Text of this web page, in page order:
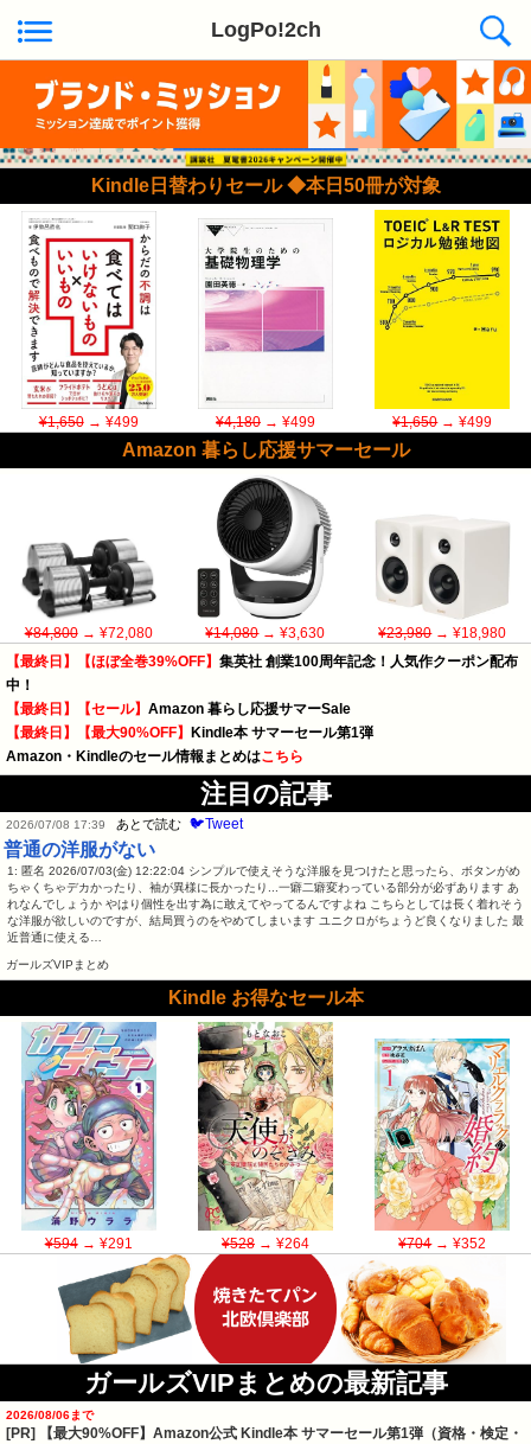
LogPo!2ch
Kindle日替わりセール ◆本日50冊が対象
¥1,650→ ¥499 ¥4,180→ ¥499 ¥1,650→ ¥499
Amazon 暮らし応援サマーセール
¥84,800→ ¥72,080 ¥14,080→ ¥3,630 ¥23,980→ ¥18,980
【最終日】【ほぼ全巻39%OFF】 集英社 創業100周年記念！人気作クーポン配布
中！
【最終日】【セール】 Amazon 暮らし応援サマーSale
【最終日】【最大90%OFF】
Kindle本 サマーセール第1弾
Amazon・Kindleのセール情報まとめはこちら
注目の記事
2026/07/08 17:39 あとで読む 🐦Tweet
普通の洋服がない
1: 匿名 2026/07/03(金) 12:22:04 シンプルで使えそうな洋服を見つけたと思ったら、ボタンがめ
ちゃくちゃデカかったり、袖が異様に長かったり...一癖二癖変わっている部分が必ずあります あ
れなんでしょうか やはり個性を出す為に敢えてやってるんですよね こちらとしては長く着れそう
な洋服が欲しいのですが、結局買うのをやめてしまいます ユニクロがちょうど良くなりました 最
近普通に使える…
ガールズVIPまとめ
Kindle お得なセール本
¥594→ ¥291 ¥528→ ¥264 ¥704→ ¥352
ガールズVIPまとめの最新記事
2026/08/06まで
[PR]
【最大90%OFF】Amazon公式 Kindle本 サマーセール第1弾（資格・検定・